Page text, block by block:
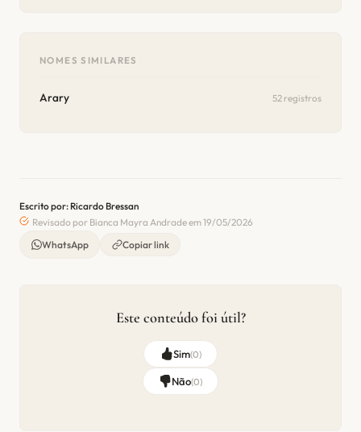
NOMES SIMILARES
Arary 52 registros
Escrito por: Ricardo Bressan
Revisado por Bianca Mayra Andrade em 19/05/2026
WhatsApp
Copiar link
Este conteúdo foi útil?
Sim(0)
Não(0)